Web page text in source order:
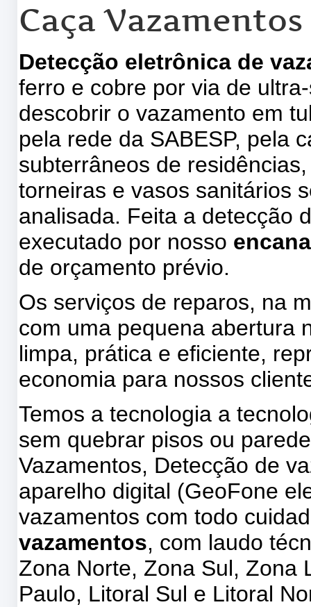
Caça
Detecção eletrônica de
ferro e cobre por via de
descobrir o vazamento em
pela rede da SABESP, pela
subterrâneos de
torneiras e vasos sanitários
analisada. Feita a detecção
executado por nosso
de orçamento prévio.
Os serviços de reparos, na
com uma pequena abertura
limpa, prática e eficiente,
economia para nossos
Temos a tecnologia a
sem quebrar pisos ou
Vazamentos, Detecção de
aparelho digital (GeoFone
vazamentos com todo
vazamentos, com laudo
Zona Norte, Zona Sul, Zona
Paulo, Litoral Sul e Litoral